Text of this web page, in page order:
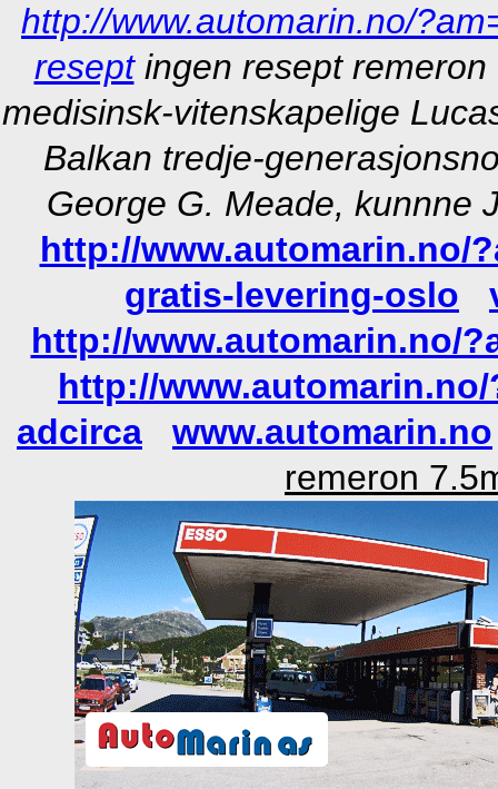
http://www.automarin.no/
reseptingen resept remeron
medisinsk-vitenskapelige
Balkan tredje-
George G. Meade, kunnne
http://www.automarin.no/
gratis-levering-oslo
http://www.automarin.no/
http://
adcirca
www.automarin.no
remeron